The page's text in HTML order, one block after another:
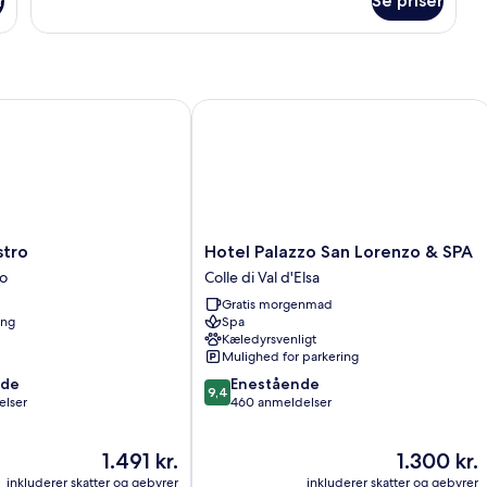
doppia
(under-
Prisen
er
1.491 kr.
inkluderer skatter og gebyrer
Hotel
Palazzo
San
Lorenzo
&
SPA
Colle
di
Val
Hotel Palazzo San Lorenzo & SPA
Colle di Val d'Elsa
Gratis morgenmad
Spa
Kæledyrsvenligt
Mulighed for parkering
9.4
ud
9,4 Enestående
460 anmeldelser
Prisen
er
1.300 kr.
inkluderer skatter og gebyrer
Hotel Palazzo San Lorenzo & SPA